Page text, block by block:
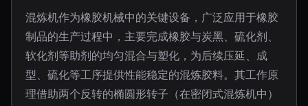
混炼机作为橡胶机械中的关键设备，广泛应用于橡胶
制品的生产过程中，主要完成橡胶与炭黑、硫化剂、
软化剂等助剂的均匀混合与塑化，为后续压延、成
型、硫化等工序提供性能稳定的混炼胶料。其工作原
理借助两个反转的椭圆形转子（在密闭式混炼机中）